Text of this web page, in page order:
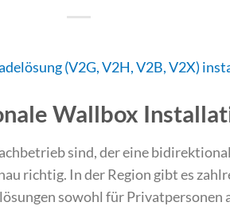
Wallbox
sind, der eine
richtig. In der Region gibt es
sowohl für Privatpersonen